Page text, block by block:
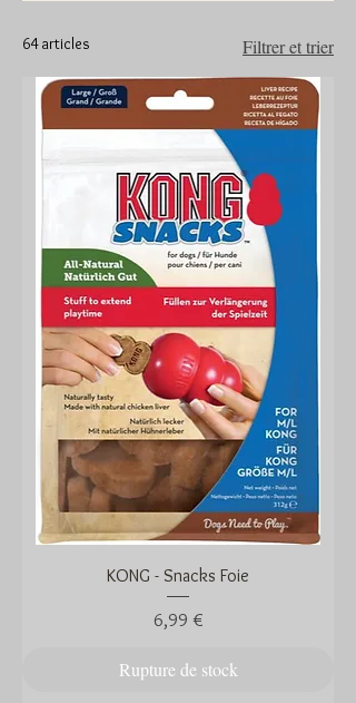
64 articles Filtrer et trier
KONG - Snacks Foie
Prix
6,99 €
Rupture de stock